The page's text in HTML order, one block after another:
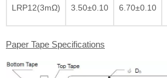
LRP12(3mΩ) 3.50±0.10 6.70±0.10
Paper Tape Specifications